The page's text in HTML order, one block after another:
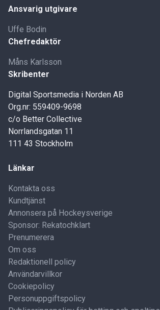
Ansvarig utgivare
Uffe Bodin
Chefredaktör
Måns Karlsson
Skribenter
Digital Sportsmedia i Norden AB
Org.nr: 559409-9698
c/o Better Collective
Norrlandsgatan 11
111 43 Stockholm
Länkar
Kontakta oss
Kundtjänst
Annonsera på Hockeysverige
Sponsor: Rekatochklart
Prenumerera
Om oss
Redaktionell policy
Användarvillkor
Cookiepolicy
Personuppgiftspolicy